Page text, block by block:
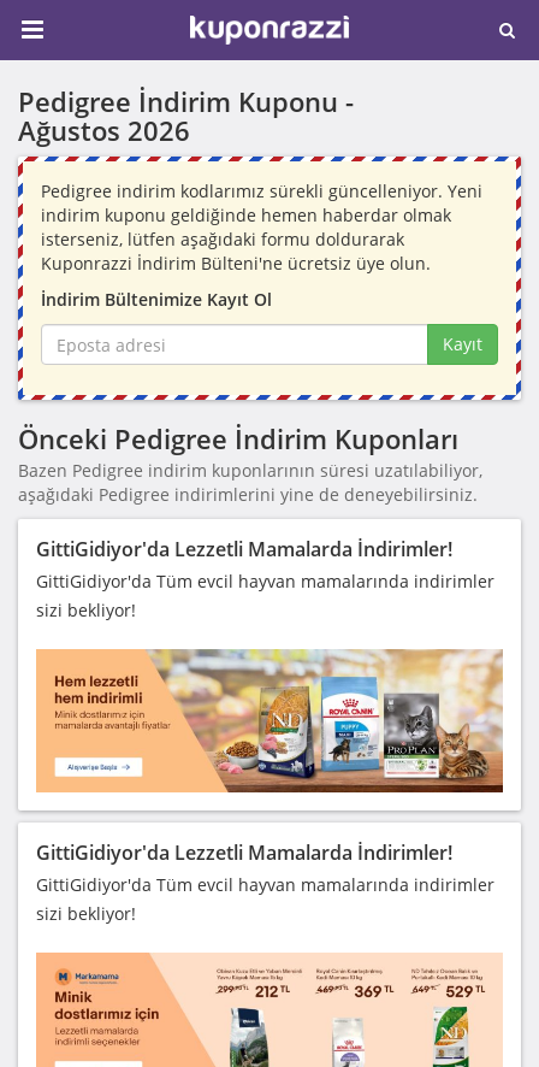
Pedigree İndirim Kuponu -
Ağustos 2026
Pedigree indirim kodlarımız sürekli güncelleniyor. Yeni
indirim kuponu geldiğinde hemen haberdar olmak
isterseniz, lütfen aşağıdaki formu doldurarak
Kuponrazzi İndirim Bülteni'ne ücretsiz üye olun.
İndirim Bültenimize Kayıt Ol
Kayıt
Önceki Pedigree İndirim Kuponları
Bazen Pedigree indirim kuponlarının süresi uzatılabiliyor,
aşağıdaki Pedigree indirimlerini yine de deneyebilirsiniz.
GittiGidiyor'da Lezzetli Mamalarda İndirimler!
GittiGidiyor'da Tüm evcil hayvan mamalarında indirimler
sizi bekliyor!
GittiGidiyor'da Lezzetli Mamalarda İndirimler!
GittiGidiyor'da Tüm evcil hayvan mamalarında indirimler
sizi bekliyor!